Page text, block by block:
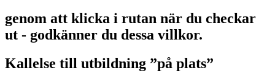
genom att klicka i rutan när du checkar
ut - godkänner du dessa villkor.
Kallelse till utbildning ”på plats”